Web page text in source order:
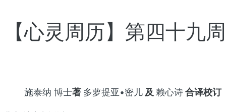
【心灵周历】第四十九
施泰纳 博士著 多萝提亚•密儿 及 赖心诗合译校订